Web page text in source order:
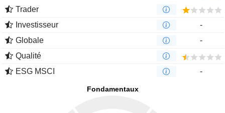
Trader
Investisseur
-
Globale
-
Qualité
ESG MSCI
-